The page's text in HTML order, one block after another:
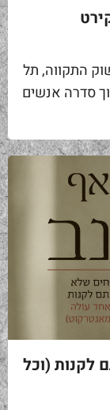
· פרק 2 סקירט
התקווה, תל
הנתחים · פרק 2 מתוך סדרה אנשים
ראשונה...
לקנות (וכל